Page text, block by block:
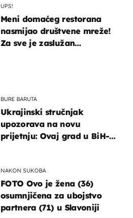
BURE BARUTA
Ukrajinski stručnjak
upozorava na novu
prijetnju: Ovaj grad u BiH-u
NAKON SUKOBA
FOTO Ovo je žena (36)
osumnjičena za ubojstvo
partnera (71) u Slavoniji
UPS!
Meni domaćeg restorana
nasmijao društvene mreže!
Za sve je zaslužan